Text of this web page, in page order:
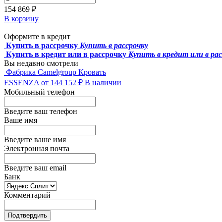
154 869 ₽
В корзину
Оформите в кредит
Купить в рассрочку Купить в рассрочку
Купить в кредит или в рассрочку Купить в кредит или в
Вы недавно смотрели
Фабрика Camelgroup Кровать
ESSENZA от 144 152 ₽ В наличии
Мобильный телефон
Введите ваш телефон
Ваше имя
Введите ваше имя
Электронная почта
Введите ваш email
Банк
Комментарий
Подтвердить